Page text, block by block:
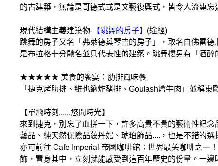
的古建築，無論是哥德式或是文藝復興式，皆令人流連忘
現代結構主義建築物- 【跳舞的房子】 (途經)
跳舞的房子又名「弗萊德與琴吉的房子」，取名自佛雷
是布拉格十分馳名並具代表性的建築。跳舞樓另有「酒醉
★★★★★ 美食的饗宴：肋排風味餐
「捷克烤肋排、維也納炸豬排、Goulash燴牛肉」並稱
【單飛時刻......悠閒時光】
來到捷克，別忘了血拼一下，許多高貴不貴的藝術性紀
藝品、純天然保險品菠丹妮、琥珀飾品....，也是不錯的選
亦可前往 Cafe Imperial 帝國咖啡館：世界最美咖啡之一
飾，置身其中，立刻就能感受到這百年歷史的份量。一